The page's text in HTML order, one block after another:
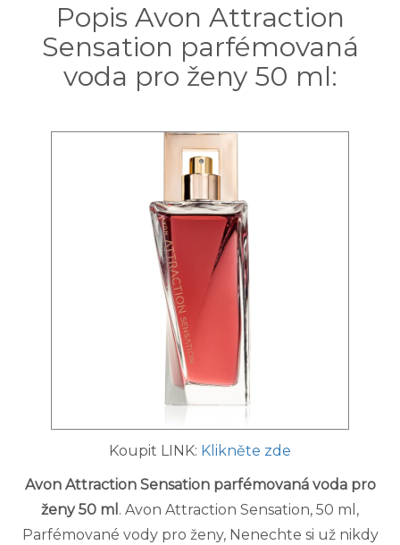
Popis Avon Attraction
Sensation parfémovaná
voda pro ženy 50 ml:
Koupit LINK: Klikněte zde
Avon Attraction Sensation parfémovaná voda pro
ženy 50 ml . Avon Attraction Sensation, 50 ml,
Parfémované vody pro ženy, Nenechte si už nikdy